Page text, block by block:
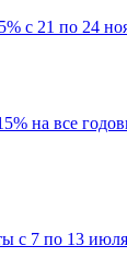
21 по 24
на все
с 7 по 13